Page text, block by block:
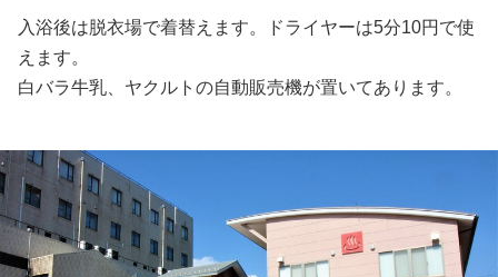
入浴後は脱衣場で着替えます。ドライヤーは5分10円で使
えます。
白バラ牛乳、ヤクルトの自動販売機が置いてあります。